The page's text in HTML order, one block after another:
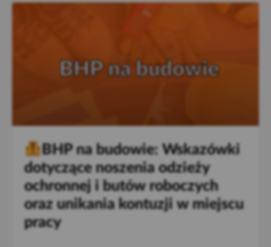
BHP na budowie: Wskazówki
dotyczące noszenia odzieży
ochronnej i butów roboczych
oraz unikania kontuzji w miejscu
pracy